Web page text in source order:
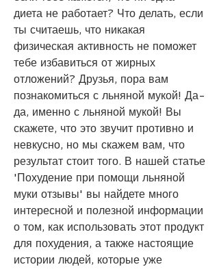
диета не работает? Что делать, если
ты считаешь, что никакая
физическая активность не поможет
тебе избавиться от жирных
отложений? Друзья, пора вам
познакомиться с льняной мукой! Да-
да, именно с льняной мукой! Вы
скажете, что это звучит противно и
невкусно, но мы скажем вам, что
результат стоит того. В нашей статье
'Похудение при помощи льняной
муки отзывы' вы найдете много
интересной и полезной информации
о том, как использовать этот продукт
для похудения, а также настоящие
истории людей, которые уже